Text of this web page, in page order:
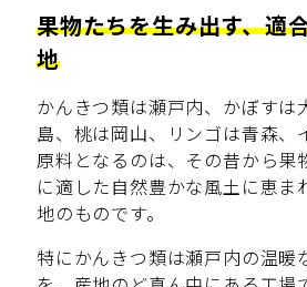
果物たちを生み出す、適
地
かんきつ類は瀬戸内、かぼすは
島、桃は岡山、リンゴは青森、
原料となるのは、その昔から果
に適した自然豊かな風土に恵ま
地のものです。
特にかんきつ類は瀬戸内の温暖